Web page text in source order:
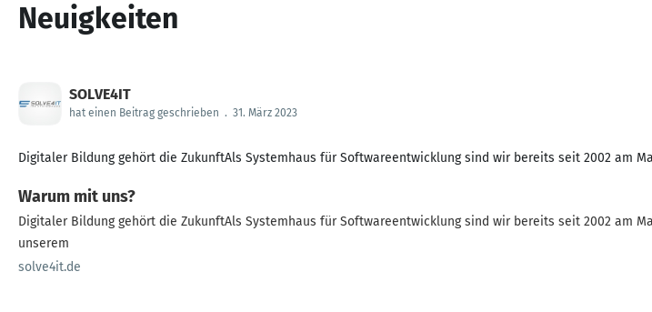
Neuigkeiten
SOLVE4IT
hat einen Beitrag geschrieben . 31. März 2023
Digitaler Bildung gehört die ZukunftAls Systemhaus für Softwareentwicklung sind wir bereits seit 2002 am
Warum mit uns?
Digitaler Bildung gehört die ZukunftAls Systemhaus für Softwareentwicklung sind wir bereits seit 2002 am
unserem
solve4it.de